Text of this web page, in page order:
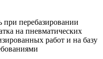
при перебазировании
на пневматических
работ и на базу